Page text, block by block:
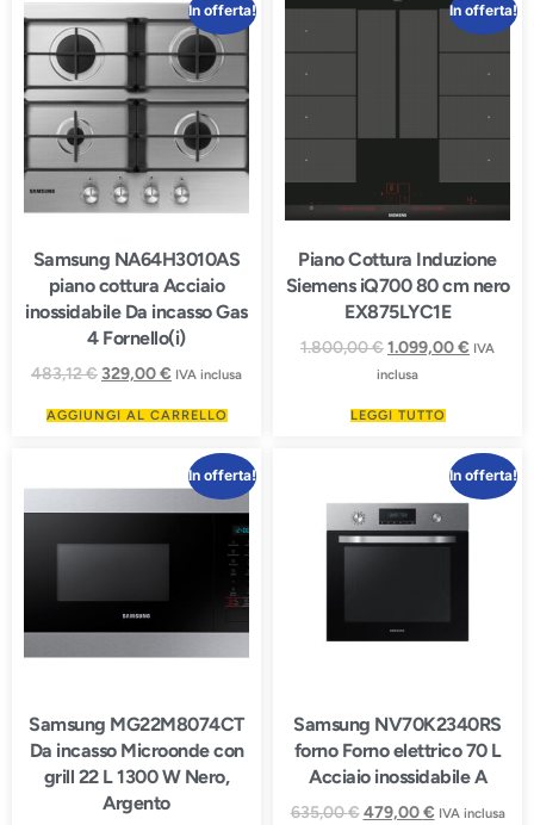
In offerta!
Samsung NA64H3010AS
piano cottura Acciaio
inossidabile Da incasso Gas
4 Fornello(i)
483,12€329,00€ IVA inclusa
AGGIUNGI AL CARRELLO
In offerta!
Piano Cottura Induzione
Siemens iQ700 80 cm nero
EX875LYC1E
1.800,00€1.099,00€ IVA
inclusa
LEGGI TUTTO
In offerta!
Samsung MG22M8074CT
Da incasso Microonde con
grill 22 L 1300 W Nero,
Argento
In offerta!
Samsung NV70K2340RS
forno Forno elettrico 70 L
Acciaio inossidabile A
635,00€ 479,00€ IVA inclusa